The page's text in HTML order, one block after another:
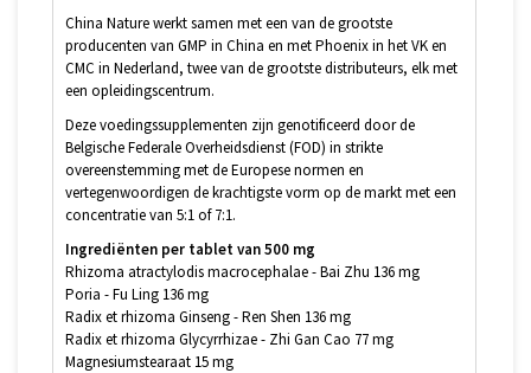
China Nature werkt samen met een van de grootste
producenten van GMP in China en met Phoenix in het VK en
CMC in Nederland, twee van de grootste distributeurs, elk met
een opleidingscentrum.
Deze voedingssupplementen zijn genotificeerd door de
Belgische Federale Overheidsdienst (FOD) in strikte
overeenstemming met de Europese normen en
vertegenwoordigen de krachtigste vorm op de markt met een
concentratie van 5:1 of 7:1.
Ingrediënten per tablet van 500 mg
Rhizoma atractylodis macrocephalae - Bai Zhu 136 mg
Poria - Fu Ling 136 mg
Radix et rhizoma Ginseng - Ren Shen 136 mg
Radix et rhizoma Glycyrrhizae - Zhi Gan Cao 77 mg
Magnesiumstearaat 15 mg